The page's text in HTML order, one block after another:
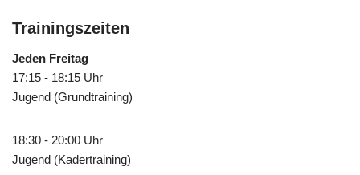
Trainingszeiten
Jeden Freitag
17:15 - 18:15 Uhr
Jugend (Grundtraining)
18:30 - 20:00 Uhr
Jugend (Kadertraining)